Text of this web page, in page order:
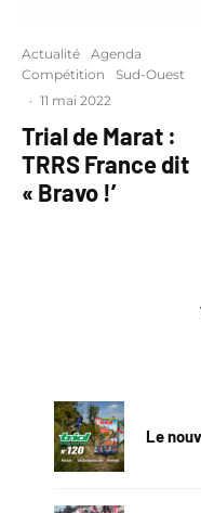
Actualité
Agenda
Compétition
Sud-Ouest
· 11 mai 2022
Trial de Marat :
TRRS France dit
« Bravo !’
Le